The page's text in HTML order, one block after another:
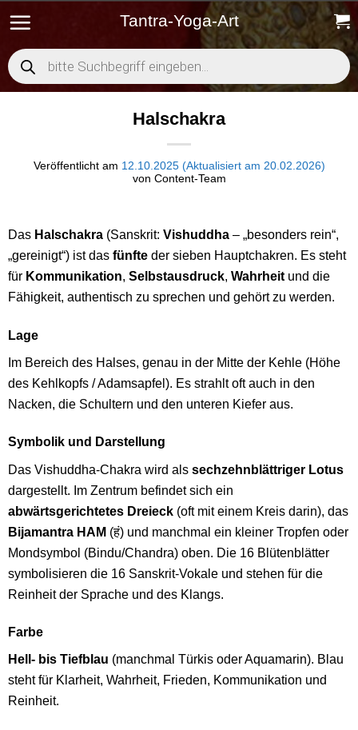
Inhalt
springen
Tantra-Yoga-Art
Products
search
Halschakra
Veröffentlicht am 12.10.2025 (Aktualisiert am 20.02.2026)
von Content-Team
Das Halschakra (Sanskrit: Vishuddha – „besonders rein“,
„gereinigt“) ist das fünfte der sieben Hauptchakren. Es steht
für Kommunikation, Selbstausdruck, Wahrheit und die
Fähigkeit, authentisch zu sprechen und gehört zu werden.
Lage
Im Bereich des Halses, genau in der Mitte der Kehle (Höhe
des Kehlkopfs / Adamsapfel). Es strahlt oft auch in den
Nacken, die Schultern und den unteren Kiefer aus.
Symbolik und Darstellung
Das Vishuddha-Chakra wird als sechzehnblättriger Lotus
dargestellt. Im Zentrum befindet sich ein
abwärtsgerichtetes Dreieck (oft mit einem Kreis darin), das
Bijamantra HAM (हं) und manchmal ein kleiner Tropfen oder
Mondsymbol (Bindu/Chandra) oben. Die 16 Blütenblätter
symbolisieren die 16 Sanskrit-Vokale und stehen für die
Reinheit der Sprache und des Klangs.
Farbe
Hell- bis Tiefblau (manchmal Türkis oder Aquamarin). Blau
steht für Klarheit, Wahrheit, Frieden, Kommunikation und
Reinheit.